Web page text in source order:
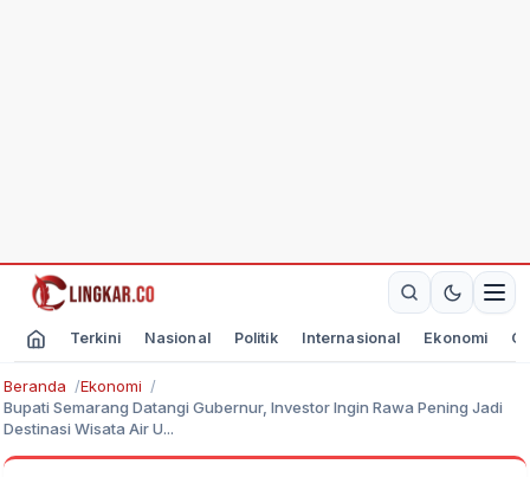
Terkini Nasional Politik Internasional Ekonomi
Beranda
Ekonomi
Bupati Semarang Datangi Gubernur, Investor Ingin Rawa Pening Jadi
Destinasi Wisata Air U...